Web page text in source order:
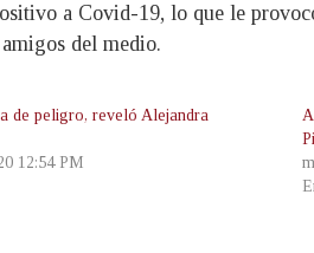
a Covid-19, lo que le
del medio.
de peligro, reveló Alejandra
12:54 PM